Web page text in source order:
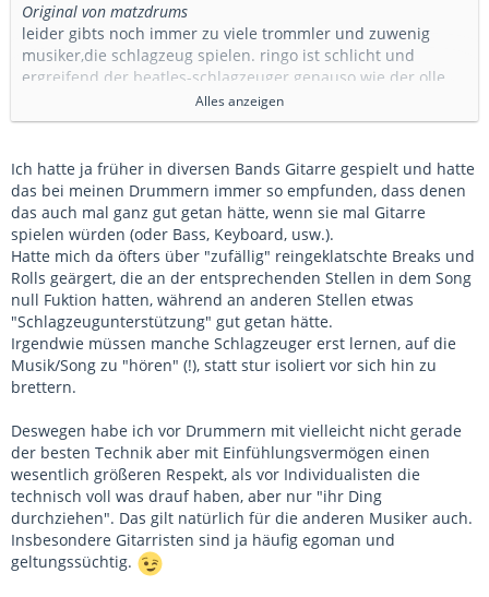
Original von matzdrums
leider gibts noch immer zu viele trommler und zuwenig
musiker,die schlagzeug spielen. ringo ist schlicht und
ergreifend der beatles-schlagzeuger genauso wie der olle
paule der beatles bassist ist. diskussionen erübrigen sich
wenn mann sich mal die beatles anhört.
stay tuned
matz
Alles anzeigen
Ich hatte ja früher in diversen Bands Gitarre gespielt und hatte
das bei meinen Drummern immer so empfunden, dass denen
das auch mal ganz gut getan hätte, wenn sie mal Gitarre
spielen würden (oder Bass, Keyboard, usw.).
Hatte mich da öfters über "zufällig" reingeklatschte Breaks und
Rolls geärgert, die an der entsprechenden Stellen in dem Song
null Fuktion hatten, während an anderen Stellen etwas
"Schlagzeugunterstützung" gut getan hätte.
Irgendwie müssen manche Schlagzeuger erst lernen, auf die
Musik/Song zu "hören" (!), statt stur isoliert vor sich hin zu
brettern.
Deswegen habe ich vor Drummern mit vielleicht nicht gerade
der besten Technik aber mit Einfühlungsvermögen einen
wesentlich größeren Respekt, als vor Individualisten die
technisch voll was drauf haben, aber nur "ihr Ding
durchziehen". Das gilt natürlich für die anderen Musiker auch.
Insbesondere Gitarristen sind ja häufig egoman und
geltungssüchtig.